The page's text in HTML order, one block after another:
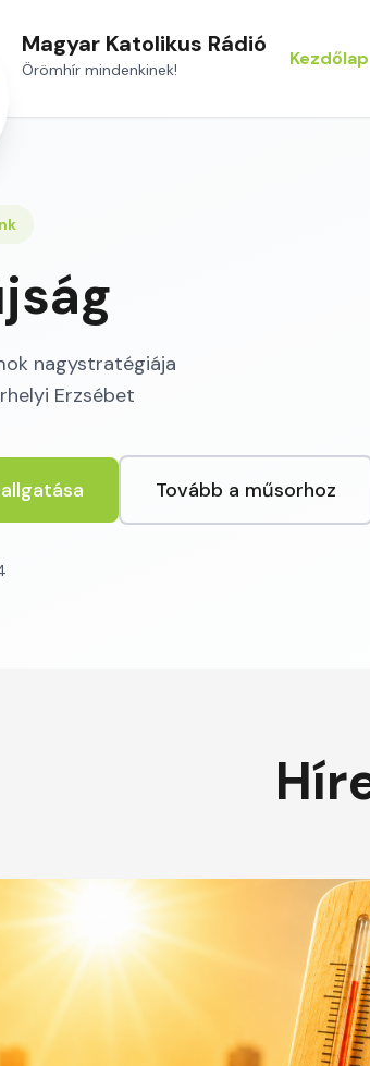
Magyar Katolikus Rádió
Örömhír mindenkinek! Kezdőlap
nagystratégiája
Erzsébet
Tovább a műsorhoz